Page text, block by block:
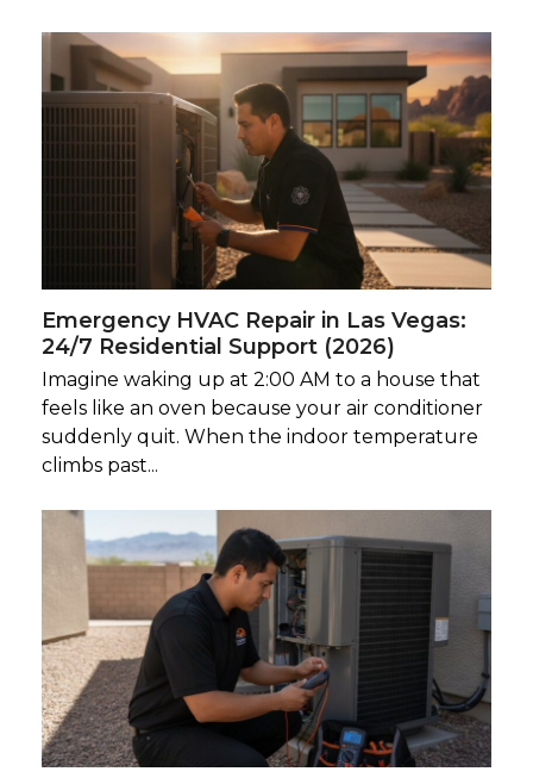
Emergency HVAC Repair in Las Vegas:
24/7 Residential Support (2026)
Imagine waking up at 2:00 AM to a house that
feels like an oven because your air conditioner
suddenly quit. When the indoor temperature
climbs past...